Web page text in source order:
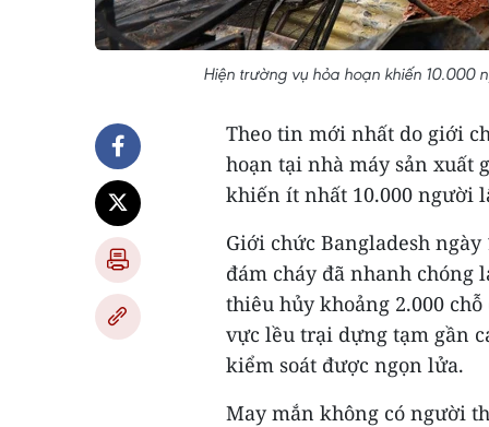
Hiện trường vụ hỏa hoạn khiến 10.000
Theo tin mới nhất do giới
hoạn tại nhà máy sản xuất
khiến ít nhất 10.000 người
Giới chức Bangladesh
đám cháy đã nhanh chóng
thiêu hủy khoảng 2.000
vực lều trại dựng tạm gần
kiểm soát được ngọn lửa.
May mắn không có người